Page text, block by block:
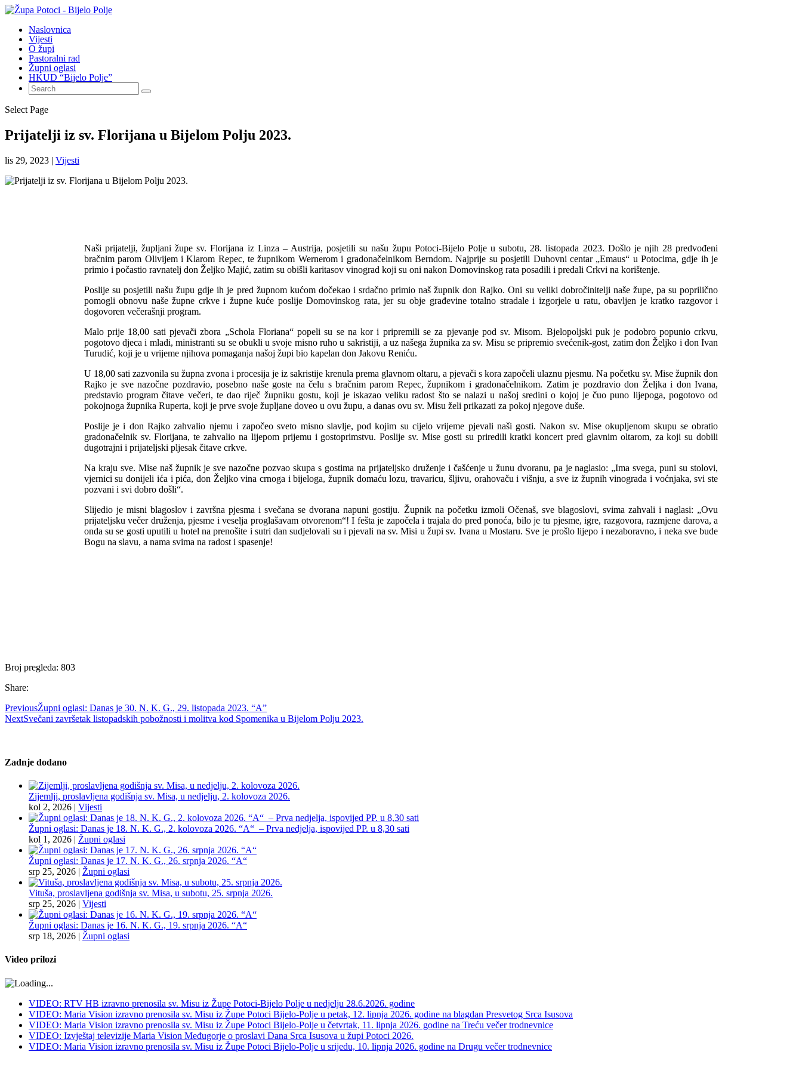
Naslovnica
Vijesti
O župi
Pastoralni rad
Župni oglasi
HKUD “Bijelo Polje”
Select Page
Prijatelji iz sv. Florijana u Bijelom Polju 2023.
lis 29, 2023 | Vijesti
Naši prijatelji, župljani župe sv. Florijana iz Linza – Austrija, posjetili su našu župu Potoci-Bijelo Polje u subotu, 28. listopada 2023. Došlo je njih 28 predvođeni
bračnim parom Olivijem i Klarom Repec, te župnikom Wernerom i gradonačelnikom Berndom. Najprije su posjetili Duhovni centar „Emaus“ u Potocima, gdje ih je
primio i počastio ravnatelj don Željko Majić, zatim su obišli karitasov vinograd koji su oni nakon Domovinskog rata posadili i predali Crkvi na korištenje.
Poslije su posjetili našu župu gdje ih je pred župnom kućom dočekao i srdačno primio naš župnik don Rajko. Oni su veliki dobročinitelji naše župe, pa su poprilično
pomogli obnovu naše župne crkve i župne kuće poslije Domovinskog rata, jer su obje građevine totalno stradale i izgorjele u ratu, obavljen je kratko razgovor i
dogovoren večerašnji program.
Malo prije 18,00 sati pjevači zbora „Schola Floriana“ popeli su se na kor i pripremili se za pjevanje pod sv. Misom. Bjelopoljski puk je podobro popunio crkvu,
pogotovo djeca i mladi, ministranti su se obukli u svoje misno ruho u sakristiji, a uz našega župnika za sv. Misu se pripremio svećenik-gost, zatim don Željko i don Ivan
Turudić, koji je u vrijeme njihova pomaganja našoj župi bio kapelan don Jakovu Reniću.
U 18,00 sati zazvonila su župna zvona i procesija je iz sakristije krenula prema glavnom oltaru, a pjevači s kora započeli ulaznu pjesmu. Na početku sv. Mise župnik don
Rajko je sve nazočne pozdravio, posebno naše goste na čelu s bračnim parom Repec, župnikom i gradonačelnikom. Zatim je pozdravio don Željka i don Ivana,
predstavio program čitave večeri, te dao riječ župniku gostu, koji je iskazao veliku radost što se nalazi u našoj sredini o kojoj je čuo puno lijepoga, pogotovo od
pokojnoga župnika Ruperta, koji je prve svoje župljane doveo u ovu župu, a danas ovu sv. Misu želi prikazati za pokoj njegove duše.
Poslije je i don Rajko zahvalio njemu i započeo sveto misno slavlje, pod kojim su cijelo vrijeme pjevali naši gosti. Nakon sv. Mise okupljenom skupu se obratio
gradonačelnik sv. Florijana, te zahvalio na lijepom prijemu i gostoprimstvu. Poslije sv. Mise gosti su priredili kratki koncert pred glavnim oltarom, za koji su dobili
dugotrajni i prijateljski pljesak čitave crkve.
Na kraju sve. Mise naš župnik je sve nazočne pozvao skupa s gostima na prijateljsko druženje i čašćenje u žunu dvoranu, pa je naglasio: „Ima svega, puni su stolovi,
vjernici su donijeli ića i pića, don Željko vina crnoga i bijeloga, župnik domaću lozu, travaricu, šljivu, orahovaču i višnju, a sve iz župnih vinograda i voćnjaka, svi ste
pozvani i svi dobro došli“.
Slijedio je misni blagoslov i završna pjesma i svečana se dvorana napuni gostiju. Župnik na početku izmoli Očenaš, sve blagoslovi, svima zahvali i naglasi: „Ovu
prijateljsku večer druženja, pjesme i veselja proglašavam otvorenom“! I fešta je započela i trajala do pred ponoća, bilo je tu pjesme, igre, razgovora, razmjene darova, a
onda su se gosti uputili u hotel na prenošite i sutri dan sudjelovali su i pjevali na sv. Misi u župi sv. Ivana u Mostaru. Sve je prošlo lijepo i nezaboravno, i neka sve bude
Bogu na slavu, a nama svima na radost i spasenje!
Broj pregleda: 803
Share:
PreviousŽupni oglasi: Danas je 30. N. K. G., 29. listopada 2023. “A”
NextSvečani završetak listopadskih pobožnosti i molitva kod Spomenika u Bijelom Polju 2023.
Zadnje dodano
Zijemlji, proslavljena godišnja sv. Misa, u nedjelju, 2. kolovoza 2026.
kol 2, 2026 | Vijesti
Župni oglasi: Danas je 18. N. K. G., 2. kolovoza 2026. “A“ – Prva nedjelja, ispovijed PP. u 8,30 sati
kol 1, 2026 | Župni oglasi
Župni oglasi: Danas je 17. N. K. G., 26. srpnja 2026. “A“
srp 25, 2026 | Župni oglasi
Vituša, proslavljena godišnja sv. Misa, u subotu, 25. srpnja 2026.
srp 25, 2026 | Vijesti
Župni oglasi: Danas je 16. N. K. G., 19. srpnja 2026. “A“
srp 18, 2026 | Župni oglasi
Video prilozi
VIDEO: RTV HB izravno prenosila sv. Misu iz Župe Potoci-Bijelo Polje u nedjelju 28.6.2026. godine
VIDEO: Maria Vision izravno prenosila sv. Misu iz Župe Potoci Bijelo-Polje u petak, 12. lipnja 2026. godine na blagdan Presvetog Srca Isusova
VIDEO: Maria Vision izravno prenosila sv. Misu iz Župe Potoci Bijelo-Polje u četvrtak, 11. lipnja 2026. godine na Treću večer trodnevnice
VIDEO: Izvještaj televizije Maria Vision Međugorje o proslavi Dana Srca Isusova u župi Potoci 2026.
VIDEO: Maria Vision izravno prenosila sv. Misu iz Župe Potoci Bijelo-Polje u srijedu, 10. lipnja 2026. godine na Drugu večer trodnevnice